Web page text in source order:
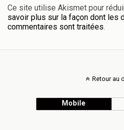
Ce site utilise Akismet pour
savoir plus sur la façon dont les
commentaires sont traitées.
Retour au
Mobile